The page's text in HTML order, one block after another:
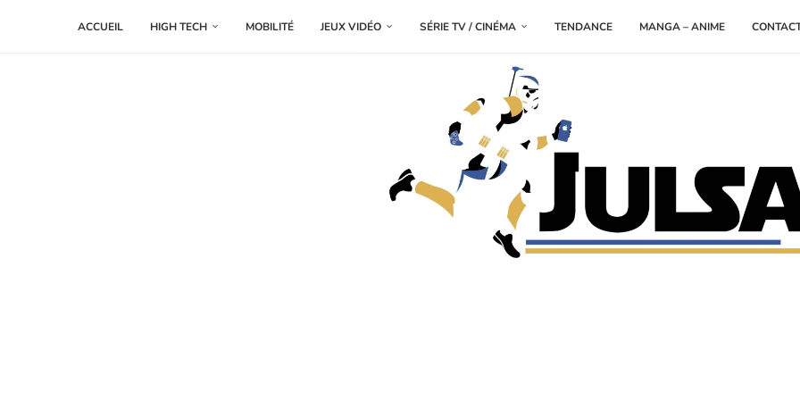
ACCUEIL HIGH TECH MOBILITÉ JEUX VIDÉO SÉRIE TV / CINÉMA TENDANCE MANGA – ANIME